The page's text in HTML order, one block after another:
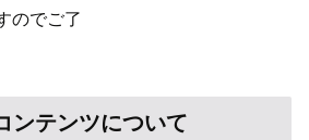
のでご了
ンテンツについて